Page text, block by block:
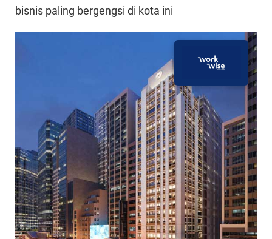
bisnis paling bergengsi di kota ini